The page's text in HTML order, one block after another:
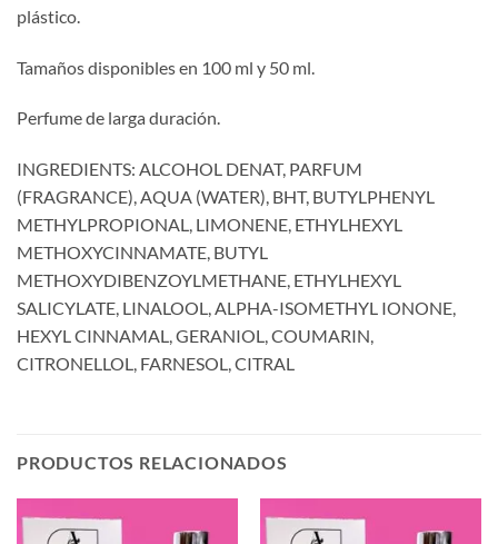
plástico.
Tamaños disponibles en 100 ml y 50 ml.
Perfume de larga duración.
INGREDIENTS: ALCOHOL DENAT, PARFUM
(FRAGRANCE), AQUA (WATER), BHT, BUTYLPHENYL
METHYLPROPIONAL, LIMONENE, ETHYLHEXYL
METHOXYCINNAMATE, BUTYL
METHOXYDIBENZOYLMETHANE, ETHYLHEXYL
SALICYLATE, LINALOOL, ALPHA-ISOMETHYL IONONE,
HEXYL CINNAMAL, GERANIOL, COUMARIN,
CITRONELLOL, FARNESOL, CITRAL
PRODUCTOS RELACIONADOS